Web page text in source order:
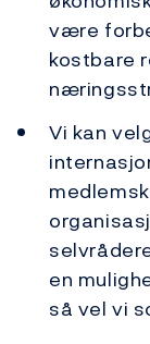
være
kostbare
Vi kan
en
så vel vi